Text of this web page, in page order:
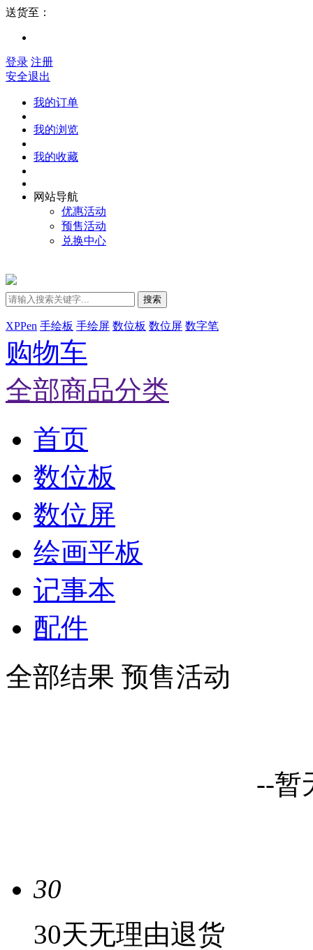
送货至：
登录 注册
安全退出
我的订单
我的浏览
我的收藏
网站导航
优惠活动
预售活动
兑换中心
搜索
XPPen 手绘板 手绘屏 数位板 数位屏 数字笔
购物车
全部商品分类
首页
数位板
数位屏
绘画平板
记事本
配件
全部结果 预售活动
--暂
30
30天无理由退货